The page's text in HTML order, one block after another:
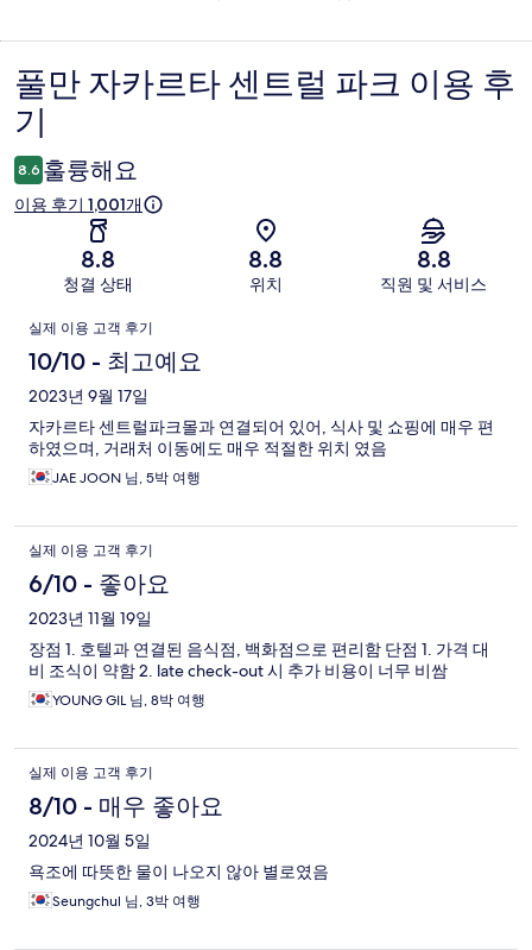
이
용
후
기
풀만 자카르타 센트럴 파크 이용 후
기
8.6 훌륭해요
이용 후기 1,001개
8.8
청결 상태
8.8
위치
8.8
직원 및 서비스
이
용
후
기
실제 이용 고객 후기
10/10 - 최고예요
2023년 9월 17일
자카르타 센트럴파크몰과 연결되어 있어, 식사 및 쇼핑에 매우 편
하였으며, 거래처 이동에도 매우 적절한 위치 였음
JAE JOON 님, 5박 여행
실제 이용 고객 후기
6/10 - 좋아요
2023년 11월 19일
장점 1. 호텔과 연결된 음식점, 백화점으로 편리함 단점 1. 가격 대
비 조식이 약함 2. late check-out 시 추가 비용이 너무 비쌈
YOUNG GIL 님, 8박 여행
실제 이용 고객 후기
8/10 - 매우 좋아요
2024년 10월 5일
욕조에 따뜻한 물이 나오지 않아 별로였음
Seungchul 님, 3박 여행